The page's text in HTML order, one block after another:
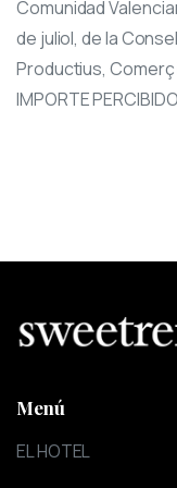
Comunidad
de juliol, de la
Productius, Comerç
IMPORTE
Menú
EL HOTEL